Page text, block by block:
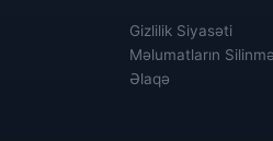
Gizlilik Siyasəti
Məlumatların
Əlaqə